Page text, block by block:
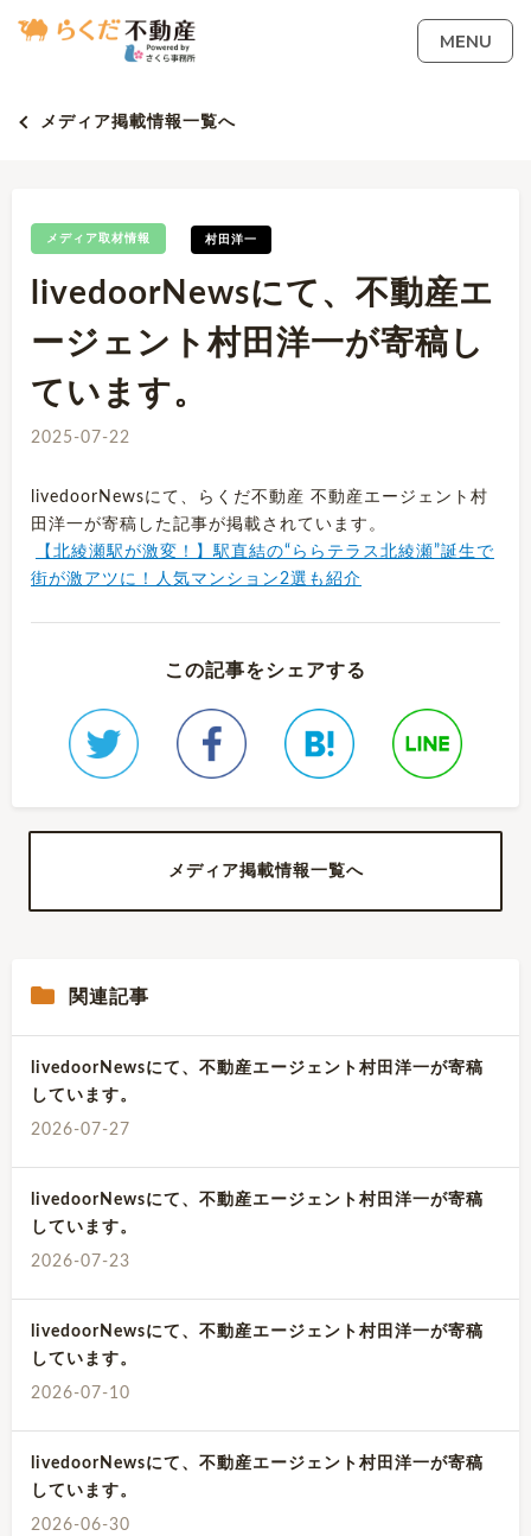
MENU
メディア掲載情報一覧へ
メディア取材情報 村田洋一
livedoorNewsにて、不動産エ
ージェント村田洋一が寄稿し
ています。
2025-07-22
livedoorNewsにて、らくだ不動産 不動産エージェント村
田洋一が寄稿した記事が掲載されています。
【北綾瀬駅が激変！】駅直結の“ららテラス北綾瀬”誕生で
街が激アツに！人気マンション2選も紹介
この記事をシェアする
メディア掲載情報一覧へ
関連記事
livedoorNewsにて、不動産エージェント村田洋一が寄稿
しています。
2026-07-27
livedoorNewsにて、不動産エージェント村田洋一が寄稿
しています。
2026-07-23
livedoorNewsにて、不動産エージェント村田洋一が寄稿
しています。
2026-07-10
livedoorNewsにて、不動産エージェント村田洋一が寄稿
しています。
2026-06-30